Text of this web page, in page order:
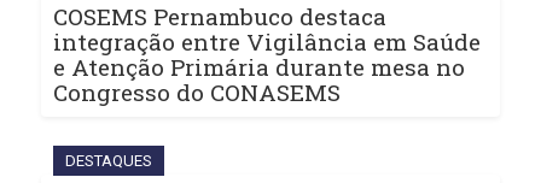
COSEMS Pernambuco destaca
integração entre Vigilância em Saúde
e Atenção Primária durante mesa no
Congresso do CONASEMS
DESTAQUES